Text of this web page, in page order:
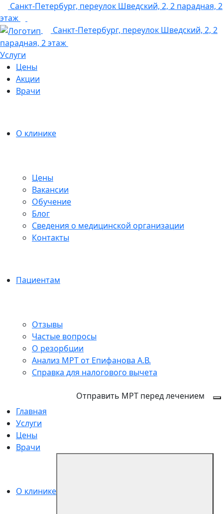
Санкт-Петербург, переулок Шведский, 2, 2 парадная, 2
этаж
Санкт-Петербург, переулок Шведский, 2, 2
парадная, 2 этаж
Услуги
Цены
Акции
Врачи
О клинике
Цены
Вакансии
Обучение
Блог
Сведения о медицинской организации
Контакты
Пациентам
Отзывы
Частые вопросы
О резорбции
Анализ МРТ от Епифанова А.В.
Справка для налогового вычета
Отправить МРТ перед лечением
Главная
Услуги
Цены
Врачи
О клинике